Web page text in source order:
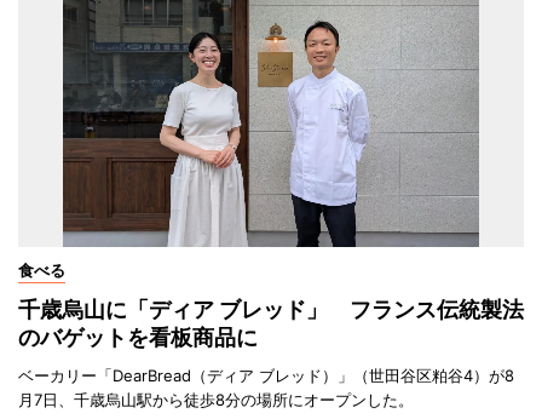
食べる
千歳烏山に「ディア ブレッド」 フランス伝統製法
のバゲットを看板商品に
ベーカリー「DearBread（ディア ブレッド）」（世田谷区粕谷4）が8
月7日、千歳烏山駅から徒歩8分の場所にオープンした。